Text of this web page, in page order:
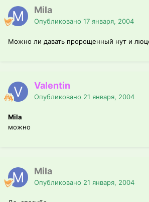
Mila
Опубликовано 17 января, 2004
Можно ли давать пророщенный нут и
Valentin
Опубликовано 21 января, 2004
Mila
можно
Mila
Опубликовано 21 января, 2004